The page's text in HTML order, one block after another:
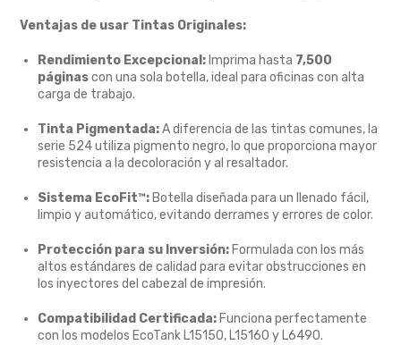
Ventajas de usar Tintas Originales:
Rendimiento Excepcional: Imprima hasta 7,500
páginascon una sola botella,ideal para oficinas con alta
carga de trabajo.
Tinta Pigmentada:A diferencia de las tintas comunes, la
serie 524 utiliza pigmento negro, lo que proporciona mayor
resistencia a la decoloración y al resaltador.
Sistema EcoFit™: Botella diseñada para un llenado fácil,
limpio y automático,evitando derrames y errores de color.
Protección para su Inversión: Formulada con los más
altos estándares de calidad para evitar obstrucciones en
los inyectores del cabezal de impresión.
Compatibilidad Certificada: Funciona perfectamente
con los modelos EcoTank L15150, L15160 y L6490.